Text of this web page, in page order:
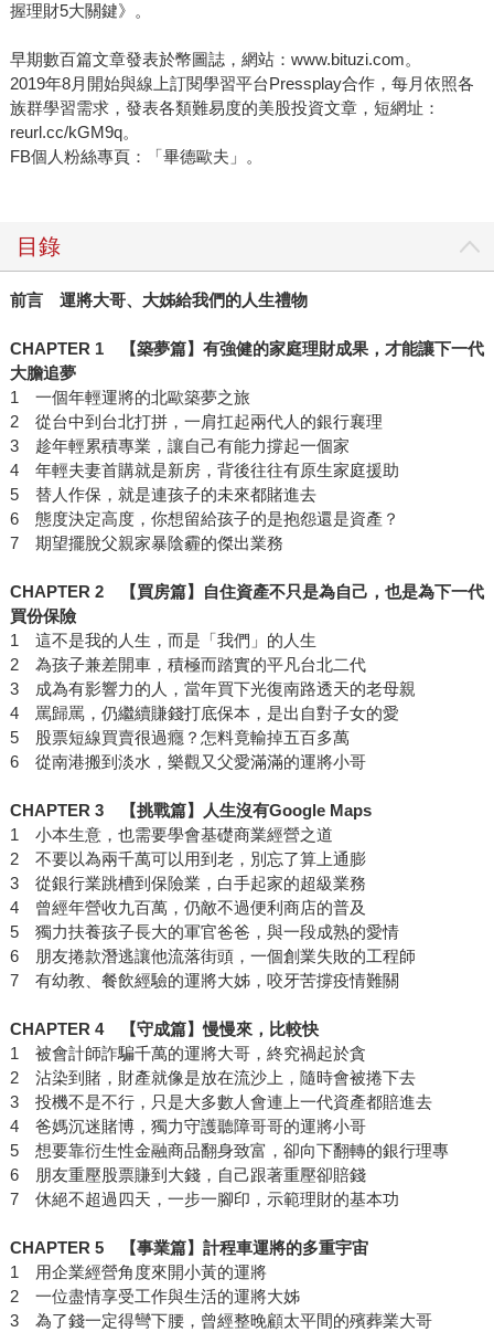
握理財5大關鍵》。
早期數百篇文章發表於幣圖誌，網站：www.bituzi.com。
2019年8月開始與線上訂閱學習平台Pressplay合作，每月依照各
族群學習需求，發表各類難易度的美股投資文章，短網址：
reurl.cc/kGM9q。
FB個人粉絲專頁：「畢德歐夫」。
目錄
前言 運將大哥、大姊給我們的人生禮物
CHAPTER 1【築夢篇】有強健的家庭理財成果，才能讓下一代
大膽追夢
1 一個年輕運將的北歐築夢之旅
2 從台中到台北打拼，一肩扛起兩代人的銀行襄理
3 趁年輕累積專業，讓自己有能力撐起一個家
4 年輕夫妻首購就是新房，背後往往有原生家庭援助
5 替人作保，就是連孩子的未來都賭進去
6 態度決定高度，你想留給孩子的是抱怨還是資產？
7 期望擺脫父親家暴陰霾的傑出業務
CHAPTER 2【買房篇】自住資產不只是為自己，也是為下一代
買份保險
1 這不是我的人生，而是「我們」的人生
2 為孩子兼差開車，積極而踏實的平凡台北二代
3 成為有影響力的人，當年買下光復南路透天的老母親
4 罵歸罵，仍繼續賺錢打底保本，是出自對子女的愛
5 股票短線買賣很過癮？怎料竟輸掉五百多萬
6 從南港搬到淡水，樂觀又父愛滿滿的運將小哥
CHAPTER 3【挑戰篇】人生沒有Google Maps
1 小本生意，也需要學會基礎商業經營之道
2 不要以為兩千萬可以用到老，別忘了算上通膨
3 從銀行業跳槽到保險業，白手起家的超級業務
4 曾經年營收九百萬，仍敵不過便利商店的普及
5 獨力扶養孩子長大的軍官爸爸，與一段成熟的愛情
6 朋友捲款潛逃讓他流落街頭，一個創業失敗的工程師
7 有幼教、餐飲經驗的運將大姊，咬牙苦撐疫情難關
CHAPTER 4【守成篇】慢慢來，比較快
1 被會計師詐騙千萬的運將大哥，終究禍起於貪
2 沾染到賭，財產就像是放在流沙上，隨時會被捲下去
3 投機不是不行，只是大多數人會連上一代資產都賠進去
4 爸媽沉迷賭博，獨力守護聽障哥哥的運將小哥
5 想要靠衍生性金融商品翻身致富，卻向下翻轉的銀行理專
6 朋友重壓股票賺到大錢，自己跟著重壓卻賠錢
7 休絕不超過四天，一步一腳印，示範理財的基本功
CHAPTER 5【事業篇】計程車運將的多重宇宙
1 用企業經營角度來開小黃的運將
2 一位盡情享受工作與生活的運將大姊
3 為了錢一定得彎下腰，曾經整晚顧太平間的殯葬業大哥